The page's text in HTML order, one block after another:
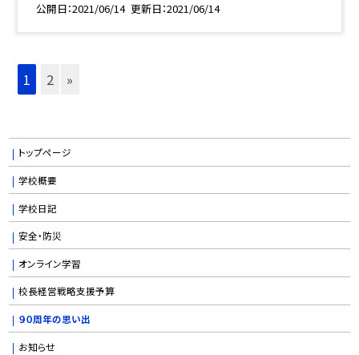
公開日 2021/06/14 更新日 2021/06/14
1 2 »
トップページ
学校概要
学校日記
安全・防災
オンライン学習
校長経営戦略支援予算
９０周年の思い出
お知らせ